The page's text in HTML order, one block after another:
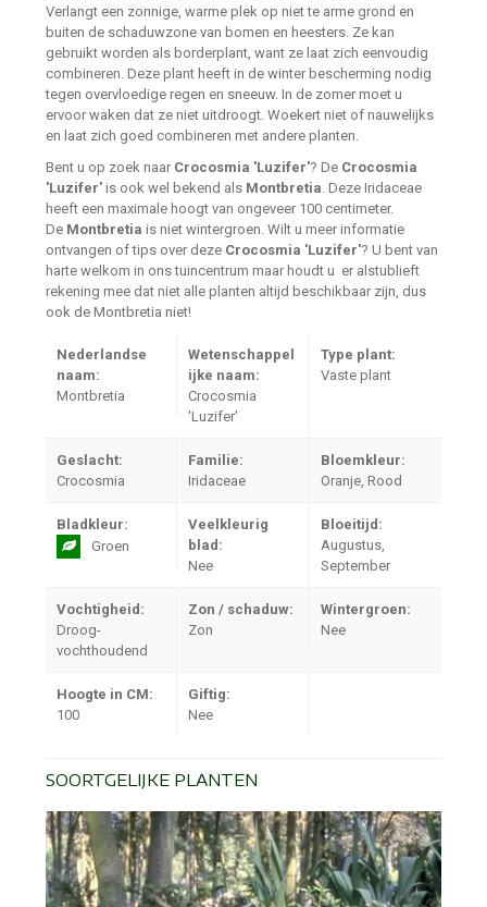
Verlangt een zonnige, warme plek op niet te arme grond en
buiten de schaduwzone van bomen en heesters. Ze kan
gebruikt worden als borderplant, want ze laat zich eenvoudig
combineren. Deze plant heeft in de winter bescherming nodig
tegen overvloedige regen en sneeuw. In de zomer moet u
ervoor waken dat ze niet uitdroogt. Woekert niet of nauwelijks
en laat zich goed combineren met andere planten.
Bent u op zoek naar Crocosmia 'Luzifer'? De Crocosmia
'Luzifer' is ook wel bekend als Montbretia . Deze Iridaceae
heeft een maximale hoogt van ongeveer 100 centimeter.
De Montbretia is niet wintergroen. Wilt u meer informatie
ontvangen of tips over deze Crocosmia 'Luzifer'? U bent van
harte welkom in ons tuincentrum maar houdt u er alstublieft
rekening mee dat niet alle planten altijd beschikbaar zijn, dus
ook de Montbretia niet!
Nederlandse
naam:
Montbretia
Wetenschappel
ijke naam:
Crocosmia
'Luzifer'
Type plant:
Vaste plant
Geslacht:
Crocosmia
Familie:
Iridaceae
Bloemkleur:
Oranje, Rood
Bladkleur:
Groen
Veelkleurig
blad:
Nee
Bloeitijd:
Augustus,
September
Vochtigheid:
Droog-
vochthoudend
Zon / schaduw:
Zon
Wintergroen:
Nee
Hoogte in CM:
100
Giftig:
Nee
SOORTGELIJKE PLANTEN